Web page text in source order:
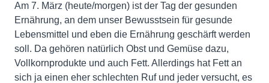
Am 7. März (heute/morgen) ist der Tag der gesunden
Ernährung, an dem unser Bewusstsein für gesunde
Lebensmittel und eben die Ernährung geschärft werden
soll. Da gehören natürlich Obst und Gemüse dazu,
Vollkornprodukte und auch Fett. Allerdings hat Fett an
sich ja einen eher schlechten Ruf und jeder versucht, es